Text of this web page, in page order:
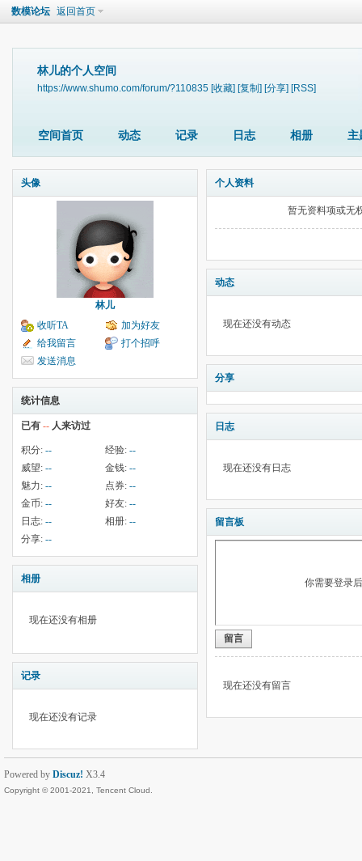
数模论坛 返回首页
林儿的个人空间
https://www.shumo.com/forum/?110835 [收藏] [复制] [分享] [RSS]
空间首页 动态 记录 日志 相册 主
头像
林儿
收听TA
加为好友
给我留言
打个招呼
发送消息
统计信息
已有 -- 人来访过
积分: -- 经验: --
威望: -- 金钱: --
魅力: -- 点券: --
金币: -- 好友: --
日志: -- 相册: --
分享: --
相册
现在还没有相册
记录
现在还没有记录
个人资料
暂无资料项或无
动态
现在还没有动态
分享
日志
现在还没有日志
留言板
你需要登录
留言
现在还没有留言
Powered by Discuz! X3.4
Copyright © 2001-2021, Tencent Cloud.